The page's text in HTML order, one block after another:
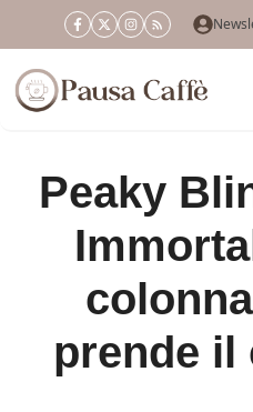
al
contenuto
Peaky
prende il